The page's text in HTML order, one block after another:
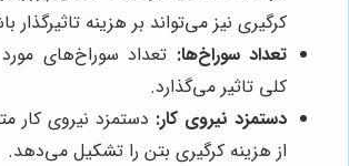
کرگیری نیز می‌تواند بر هزینه تاثیرگذار
تعداد سوراخ‌ها: تعداد سوراخ‌های مورد
کلی تاثیر می‌گذارد.
دستمزد نیروی کار: دستمزد نیروی
از هزینه کرگیری بتن را تشکیل می‌دهد.